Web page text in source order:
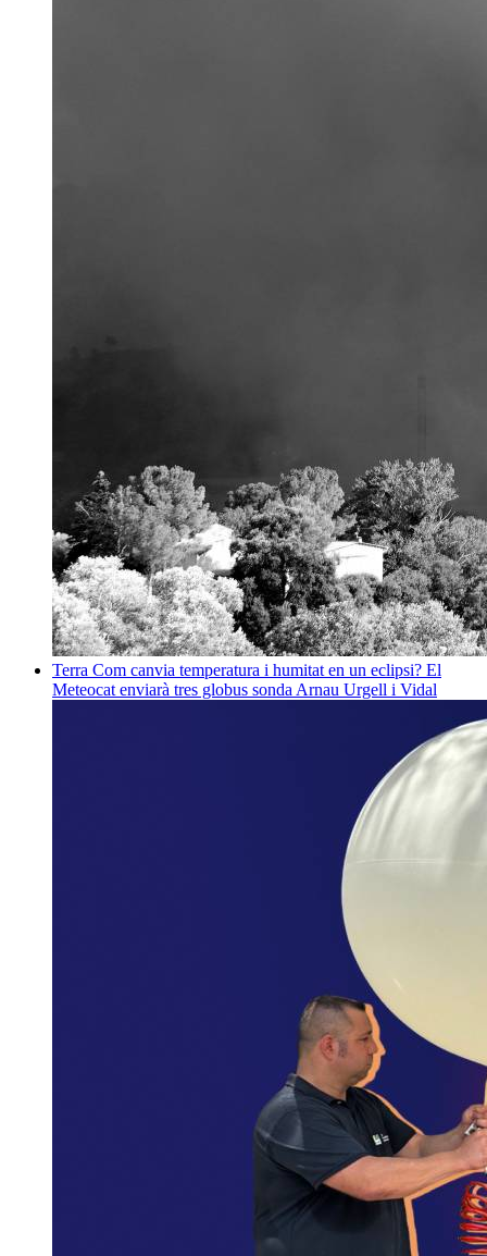
Terra Com canvia temperatura i humitat en un eclipsi? El
Meteocat enviarà tres globus sonda Arnau Urgell i Vidal